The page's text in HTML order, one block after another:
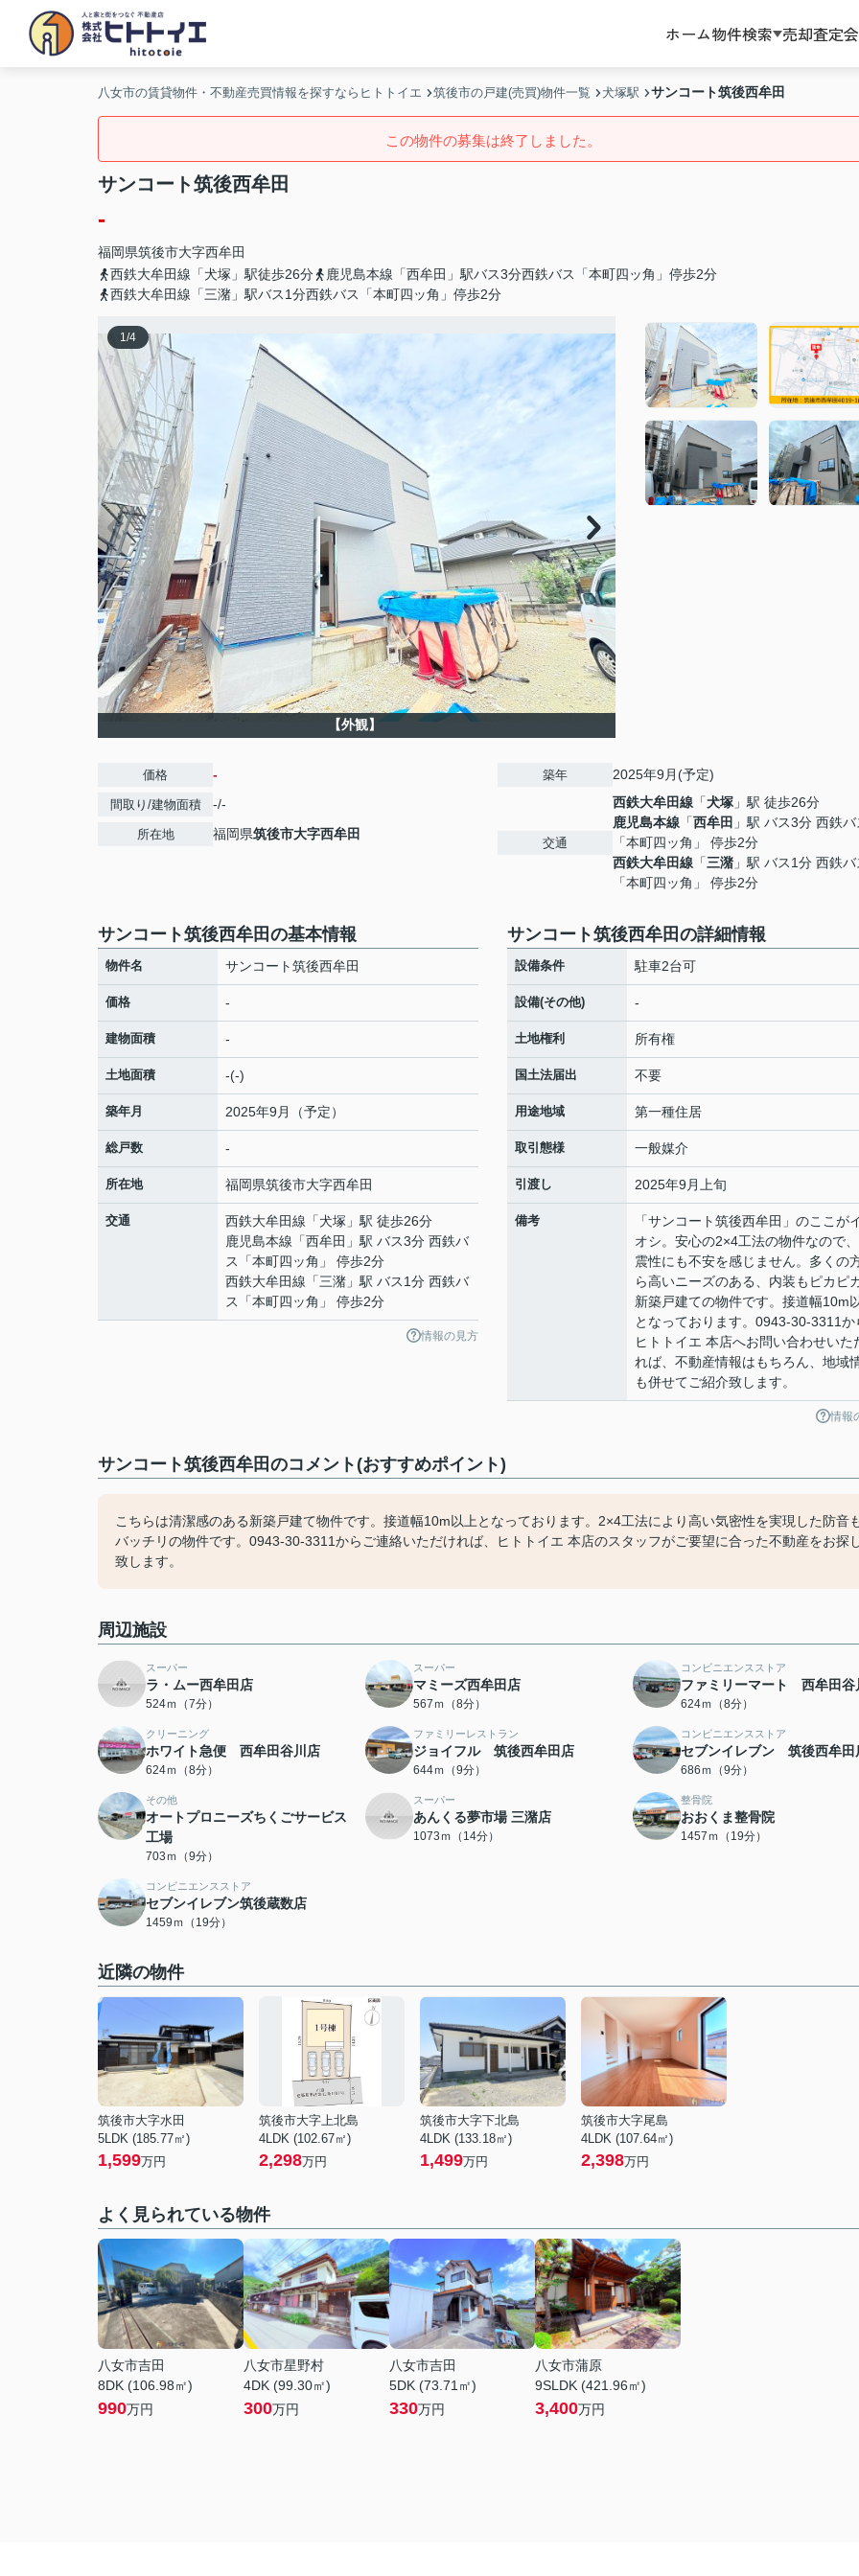
ホーム物件検索 売却査定
八女市の賃貸物件・不動産売買情報を探すならヒトトイエ 筑後市の戸建(売買)物件一覧 犬塚駅 サンコート筑後西牟田
この物件の募集は終了しました。
サンコート筑後西牟田
-
福岡県筑後市大字西牟田
西鉄大牟田線「犬塚」駅徒歩26分
鹿児島本線「西牟田」駅バス3分西鉄バス「本町四ッ角」停歩2分
西鉄大牟田線「三潴」駅バス1分西鉄バス「本町四ッ角」停歩2分
1/4
【外観】
価格 -
間取り/建物面積 -/-
所在地 福岡県筑後市大字西牟田
築年 2025年9月(予定)
交通
西鉄大牟田線 「犬塚 」駅 徒歩26分
鹿児島本線 「西牟田 」駅 バス3分 西鉄バ
「本町四ッ角」 停歩2分
西鉄大牟田線 「三潴 」駅 バス1分 西鉄バ
「本町四ッ角」 停歩2分
サンコート筑後西牟田の基本情報
物件名 サンコート筑後西牟田
価格 -
建物面積 -
土地面積 -(-)
築年月 2025年9月（予定）
総戸数 -
所在地 福岡県筑後市大字西牟田
交通 西鉄大牟田線 「犬塚 」駅 徒歩26分
鹿児島本線 「西牟田 」駅 バス3分 西鉄バ
ス「本町四ッ角」 停歩2分
西鉄大牟田線 「三潴 」駅 バス1分 西鉄バ
ス「本町四ッ角」 停歩2分
情報の見方
サンコート筑後西牟田の詳細情報
設備条件 駐車2台可
設備(その他) -
土地権利 所有権
国土法届出 不要
用途地域 第一種住居
取引態様 一般媒介
引渡し 2025年9月上旬
備考
「サンコート筑後西牟田」のここが
オシ。安心の2×4工法の物件なので
震性にも不安を感じません。多くの
ら高いニーズのある、内装もピカピ
新築戸建ての物件です。接道幅10m
となっております。0943-30-3311か
ヒトトイエ 本店へお問い合わせいた
れば、不動産情報はもちろん、地域
も併せてご紹介致します。
情報
サンコート筑後西牟田のコメント(おすすめポイント)
こちらは清潔感のある新築戸建て物件です。接道幅10m以上となっております。2×4工法により高い気密性を実現した防音
バッチリの物件です。0943-30-3311からご連絡いただければ、ヒトトイエ 本店のスタッフがご要望に合った不動産をお探
致します。
周辺施設
スーパー
ラ・ムー西牟田店
524ｍ（7分）
スーパー
マミーズ西牟田店
567ｍ（8分）
コンビニエンスストア
ファミリーマート 西牟田谷
624ｍ（8分）
クリーニング
ホワイト急便 西牟田谷川店
624ｍ（8分）
ファミリーレストラン
ジョイフル 筑後西牟田店
644ｍ（9分）
コンビニエンスストア
セブンイレブン 筑後西牟田
686ｍ（9分）
その他
オートプロニーズちくごサービス
工場
703ｍ（9分）
スーパー
あんくる夢市場 三潴店
1073ｍ（14分）
整骨院
おおくま整骨院
1457ｍ（19分）
コンビニエンスストア
セブンイレブン筑後蔵数店
1459ｍ（19分）
近隣の物件
筑後市大字水田
5LDK (185.77㎡)
1,599万円
筑後市大字上北島
4LDK (102.67㎡)
2,298万円
筑後市大字下北島
4LDK (133.18㎡)
1,499万円
筑後市大字尾島
4LDK (107.64㎡)
2,398万円
よく見られている物件
八女市吉田
8DK (106.98㎡)
990万円
八女市星野村
4DK (99.30㎡)
300万円
八女市吉田
5DK (73.71㎡)
330万円
八女市蒲原
9SLDK (421.96㎡)
3,400万円